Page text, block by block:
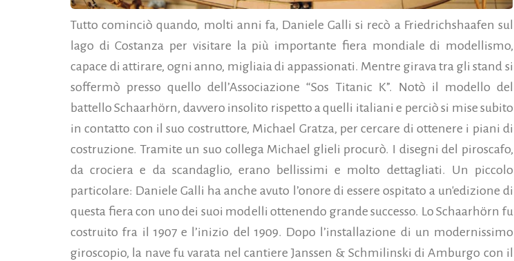
Tutto cominciò quando, molti anni fa, Daniele Galli si recò a Friedrichshaafen sul
lago di Costanza per visitare la più importante fiera mondiale di modellismo,
capace di attirare, ogni anno, migliaia di appassionati. Mentre girava tra gli stand si
soffermò presso quello dell’Associazione “Sos Titanic K”. Notò il modello del
battello Schaarhörn, davvero insolito rispetto a quelli italiani e perciò si mise subito
in contatto con il suo costruttore, Michael Gratza, per cercare di ottenere i piani di
costruzione. Tramite un suo collega Michael glieli procurò. I disegni del piroscafo,
da crociera e da scandaglio, erano bellissimi e molto dettagliati. Un piccolo
particolare: Daniele Galli ha anche avuto l’onore di essere ospitato a un'edizione di
questa fiera con uno dei suoi modelli ottenendo grande successo. Lo Schaarhörn fu
costruito fra il 1907 e l’inizio del 1909. Dopo l’installazione di un modernissimo
giroscopio, la nave fu varata nel cantiere Janssen & Schmilinski di Amburgo con il